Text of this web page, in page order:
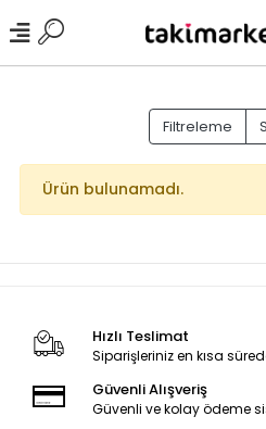
Filtreleme
Ürün bulunamadı.
Hızlı Teslimat
Siparişleriniz en kısa
Güvenli Alışveriş
Güvenli ve kolay ödeme